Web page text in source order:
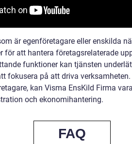
är egenföretagare eller enskilda
för att hantera företagsrelaterade
funktioner kan tjänsten
fokusera på att driva
kan Visma EnsKild Firma
och ekonomihantering.
FAQ